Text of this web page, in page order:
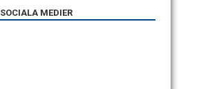
SOCIALA MEDIER